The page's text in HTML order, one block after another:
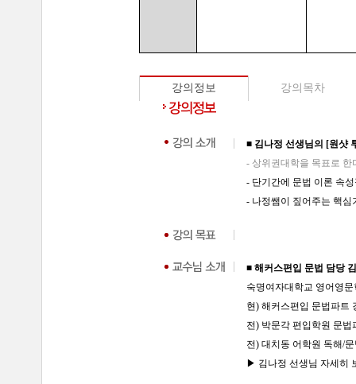
강의정보 강의목차
■ 김나정 선생님의 [원샷
- 상위권대학을 목표로
- 단기간에 문법 이론 속
- 나정쌤이 짚어주는 핵
■ 해커스편입 문법 담당
숙명여자대학교 영어영문
현) 해커스편입 문법파트
전) 박문각 편입학원 문법
전) 대치동 어학원 독해/
▶ 김나정 선생님 자세히